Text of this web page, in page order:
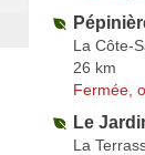
La Côte-
26 km
Fermée,
Le
La